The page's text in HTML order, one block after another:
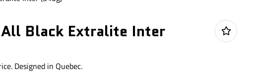
Black Extralite Inter
Designed in Quebec.